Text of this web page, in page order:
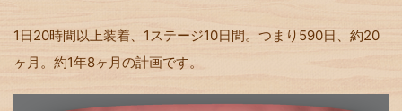
1日20時間以上装着、1ステージ10日間。つまり590日、約20
ヶ月。約1年8ヶ月の計画です。